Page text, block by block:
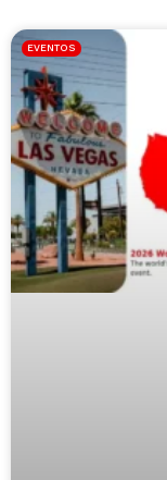
EVENTOS